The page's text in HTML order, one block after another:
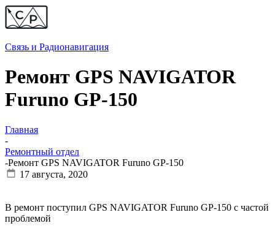
Связь и Радионавигация
Ремонт GPS NAVIGATOR
Furuno GP-150
Главная
-
Ремонтный отдел
-Ремонт GPS NAVIGATOR Furuno GP-150
17 августа, 2020
В ремонт поступил GPS NAVIGATOR Furuno GP-150 с частой
проблемой